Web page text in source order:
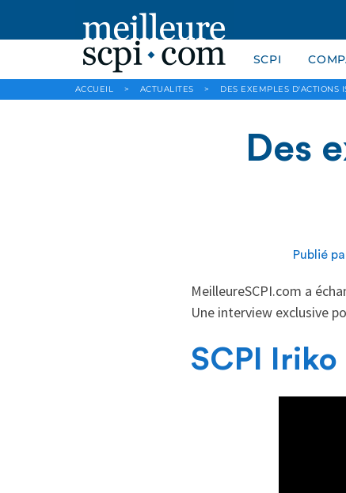
SCPI
ACCUEIL > ACTUALITES > DES EXEMPLES D'ACTIONS
Des
Publié
MeilleureSCPI.com a
Une interview exclusive
SCPI